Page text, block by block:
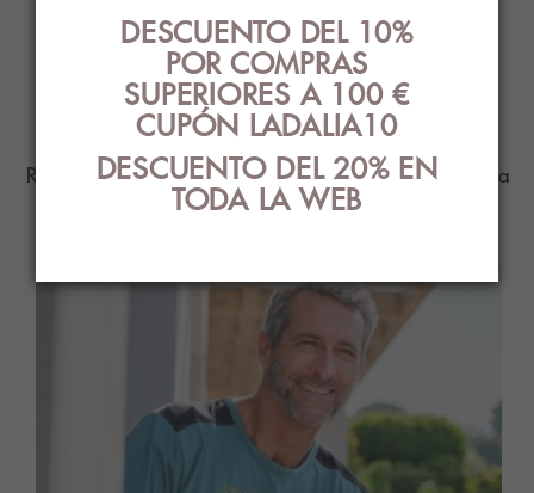
PRODUCTOS
RELACIONADOS
Ropa Interior con el mejor diseño y estilo para
ti
DESCUENTO DEL 10%
POR COMPRAS
SUPERIORES A 100 €
CUPÓN LADALIA10
DESCUENTO DEL 20% EN
TODA LA WEB